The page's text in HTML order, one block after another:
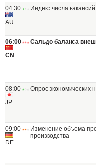
04:30
AU
Индекс числа
06:00
CN
Сальдо баланса
08:00
JP
Опрос экономических
09:00
DE
Изменение объема
производства